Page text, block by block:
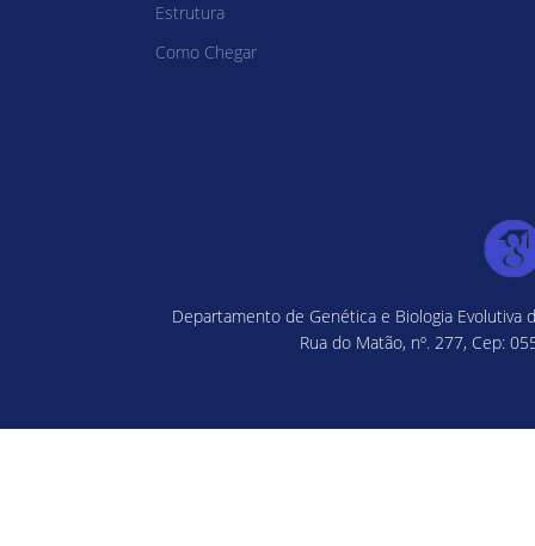
Estrutura
Como Chegar
Departamento de Genética e Biologia Evolutiva
Rua do Matão, nº. 277, Cep: